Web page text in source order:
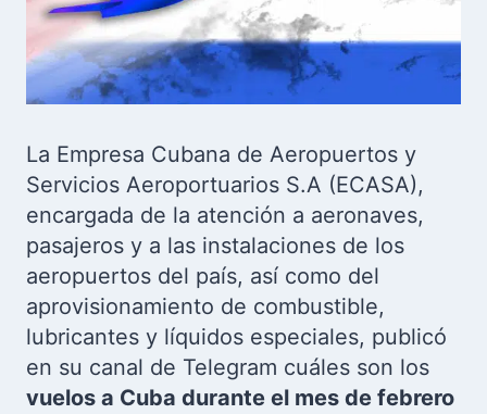
La Empresa Cubana de Aeropuertos y
Servicios Aeroportuarios S.A (ECASA),
encargada de la atención a aeronaves,
pasajeros y a las instalaciones de los
aeropuertos del país, así como del
aprovisionamiento de combustible,
lubricantes y líquidos especiales, publicó
en su canal de Telegram cuáles son los
vuelos a Cuba durante el mes de febrero